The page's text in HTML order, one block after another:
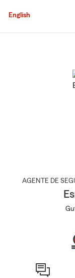
English
AGENTE DE